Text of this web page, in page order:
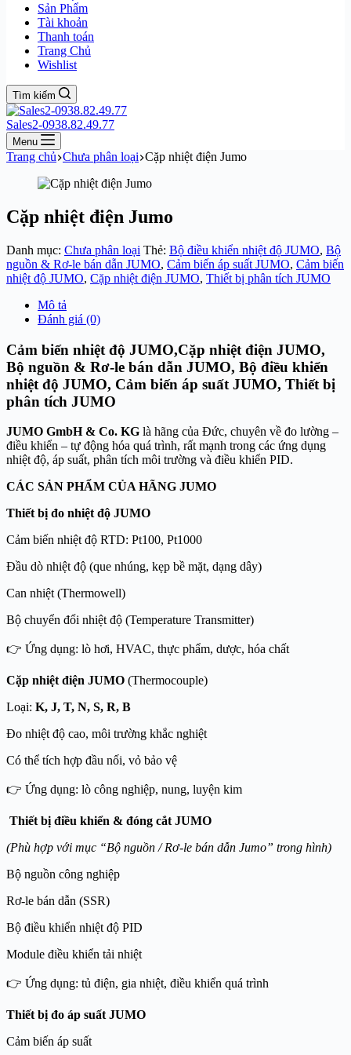
Sản Phẩm
Tài khoản
Thanh toán
Trang Chủ
Wishlist
Tìm kiếm
Sales2-0938.82.49.77
Menu
Trang chủ Chưa phân loại Cặp nhiệt điện Jumo
Cặp nhiệt điện Jumo
Danh mục: Chưa phân loại Thẻ: Bộ điều khiển nhiệt độ JUMO, Bộ
nguồn & Rơ-le bán dẫn JUMO, Cảm biến áp suất JUMO, Cảm biến
nhiệt độ JUMO, Cặp nhiệt điện JUMO, Thiết bị phân tích JUMO
Mô tả
Đánh giá (0)
Cảm biến nhiệt độ JUMO,Cặp nhiệt điện JUMO,
Bộ nguồn & Rơ-le bán dẫn JUMO, Bộ điều khiển
nhiệt độ JUMO, Cảm biến áp suất JUMO, Thiết bị
phân tích JUMO
JUMO GmbH & Co. KG là hãng của Đức, chuyên về đo lường –
điều khiển – tự động hóa quá trình, rất mạnh trong các ứng dụng
nhiệt độ, áp suất, phân tích môi trường và điều khiển PID.
CÁC SẢN PHẨM CỦA HÃNG JUMO
Thiết bị đo nhiệt độ JUMO
Cảm biến nhiệt độ RTD: Pt100, Pt1000
Đầu dò nhiệt độ (que nhúng, kẹp bề mặt, dạng dây)
Can nhiệt (Thermowell)
Bộ chuyển đổi nhiệt độ (Temperature Transmitter)
👉 Ứng dụng: lò hơi, HVAC, thực phẩm, dược, hóa chất
Cặp nhiệt điện JUMO (Thermocouple)
Loại: K, J, T, N, S, R, B
Đo nhiệt độ cao, môi trường khắc nghiệt
Có thể tích hợp đầu nối, vỏ bảo vệ
👉 Ứng dụng: lò công nghiệp, nung, luyện kim
Thiết bị điều khiển & đóng cắt JUMO
(Phù hợp với mục “Bộ nguồn / Rơ-le bán dẫn Jumo” trong hình)
Bộ nguồn công nghiệp
Rơ-le bán dẫn (SSR)
Bộ điều khiển nhiệt độ PID
Module điều khiển tải nhiệt
👉 Ứng dụng: tủ điện, gia nhiệt, điều khiển quá trình
Thiết bị đo áp suất JUMO
Cảm biến áp suất